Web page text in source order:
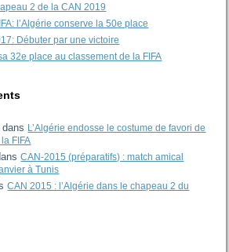
2 de la CAN 2019
l’Algérie conserve la 50e place
Débuter par une victoire
32e place au classement de la FIFA
dans L’Algérie endosse le costume de favori de
FIFA
CAN-2015 (préparatifs) : match amical
à Tunis
CAN 2015 : l’Algérie dans le chapeau 2 du